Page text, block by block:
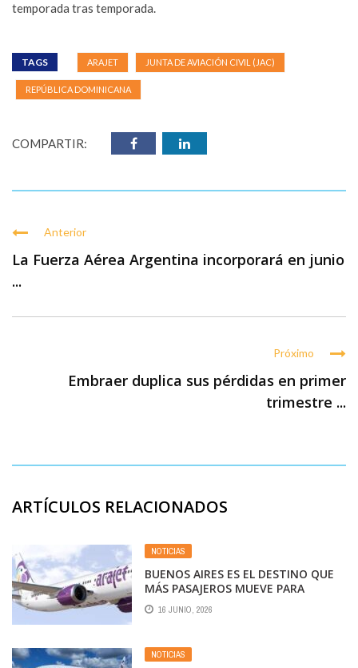
temporada tras temporada.
TAGS ARAJET JUNTA DE AVIACIÓN CIVIL (JAC)
REPÚBLICA DOMINICANA
COMPARTIR:
Anterior
La Fuerza Aérea Argentina incorporará en junio
...
Próximo
Embraer duplica sus pérdidas en primer
trimestre ...
ARTÍCULOS RELACIONADOS
NOTICIAS
BUENOS AIRES ES EL DESTINO QUE
MÁS PASAJEROS MUEVE PARA
ARAJET
16 JUNIO, 2026
NOTICIAS